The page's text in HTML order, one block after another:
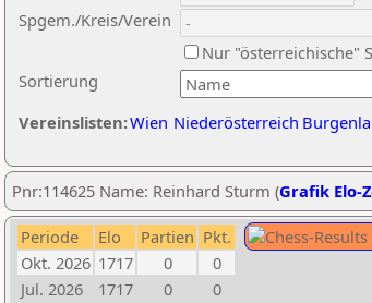
Sortierung
Spgem./Kreis/Verein
Nur "österreichische"
Vereinslisten:Wien Niederösterreich
Pnr:114625 Name: Reinhard Sturm (Grafik Elo-
Periode Elo Partien Pkt.
Okt. 2026 1717 0
0
Jul. 2026
1717 0
0